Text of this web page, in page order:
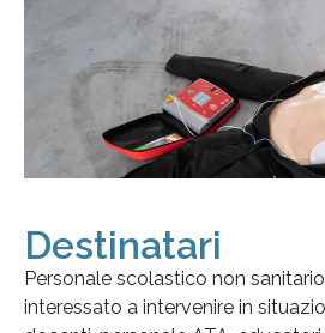
Destinatari
Personale scolastico non
interessato a intervenire in